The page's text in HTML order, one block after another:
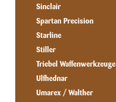
Sinclair
Spartan Precision
Starline
Stiller
Triebel Waffenwerkzeuge
Ulfhednar
Umarex / Walther